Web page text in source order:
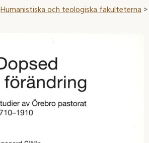
Humanistiska och teologiska fakulteterna>